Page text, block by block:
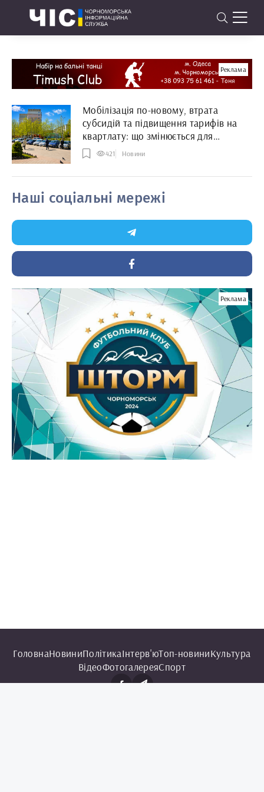
Реклама
Мобілізація по-новому, втрата
субсидій та підвищення тарифів на
квартлату: що змінюється для
мешканців Чорноморська з 1 травня
2026 року
421 Новини
Наші соціальні мережі
Реклама
ГоловнаНовиниПолітикаІнтерв'юТоп-новиниКультура
ВідеоФотогалереяСпорт